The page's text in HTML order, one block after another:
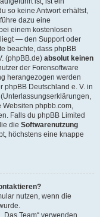
so keine Antwort erhältst,
dazu eine
einem kostenlosen
liegt — den Support oder
beachte, dass phpBB
(phpBB.de) absolut keinen
der Forensoftware
herangezogen werden
phpBB Deutschland e. V. in
Websiten phpbb.com,
Falls du phpBB Limited
die Softwarenutzung
höchstens eine knappe
nutzen, wenn die
Team“ verwenden.